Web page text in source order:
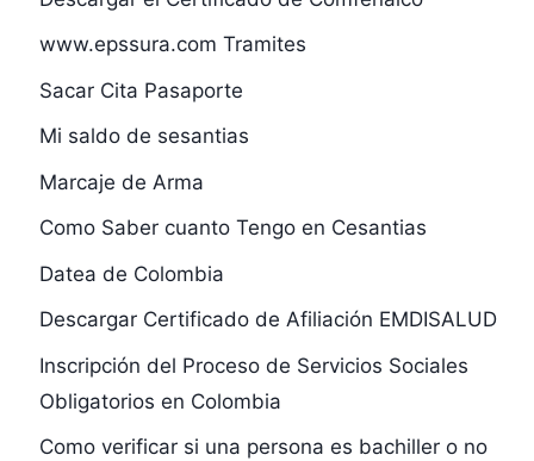
www.epssura.com Tramites
Sacar Cita Pasaporte
Mi saldo de sesantias
Marcaje de Arma
Como Saber cuanto Tengo en Cesantias
Datea de Colombia
Descargar Certificado de Afiliación EMDISALUD
Inscripción del Proceso de Servicios Sociales
Obligatorios en Colombia
Como verificar si una persona es bachiller o no